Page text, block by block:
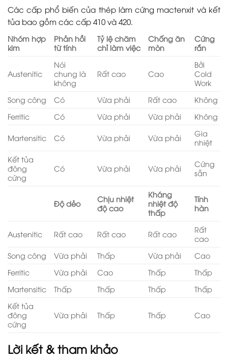
Các cấp phổ biến của thép làm cứng mactenxit và kết
tủa bao gồm các cấp 410 và 420.
Nhóm hợp
kim
Phản hồi
từ tính
Tỷ lệ chăm
chỉ làm việc
Chống ăn
mòn
Cứng
rắn
Austenitic
Nói
chung là
không
Rất cao Cao
Bởi
Cold
Work
Song công
Có Vừa phải Rất cao
Không
Ferritic
Có Vừa phải Vừa phải Không
Martensitic Có Vừa phải Vừa phải
Gia
nhiệt
Kết tủa
đông
cứng
Có Vừa phải Vừa phải
Cứng
sẵn
Độ dẻo
Chịu nhiệt
độ cao
Kháng
nhiệt độ
thấp
Tính
hàn
Austenitic Rất cao Rất cao Rất cao
Rất
cao
Song công
Vừa phải Thấp Vừa phải
Cao
Ferritic
Vừa phải Cao Thấp
Thấp
Martensitic
Thấp Thấp Thấp
Thấp
Kết tủa
đông
cứng
Vừa phải Thấp Thấp Cao
Lời kết & tham khảo